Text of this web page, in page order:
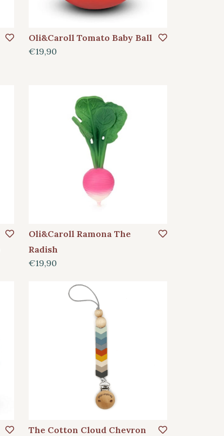
Oli&Caroll Tomato Baby Ball
€19,90
Oli&Caroll Ramona The
Radish
€19,90
The Cotton Cloud Chevron